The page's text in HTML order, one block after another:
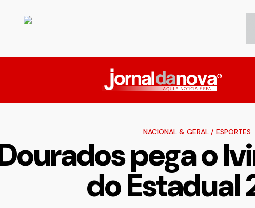
NACIONAL & GERAL / ESPORTES
pega o
do Estadual